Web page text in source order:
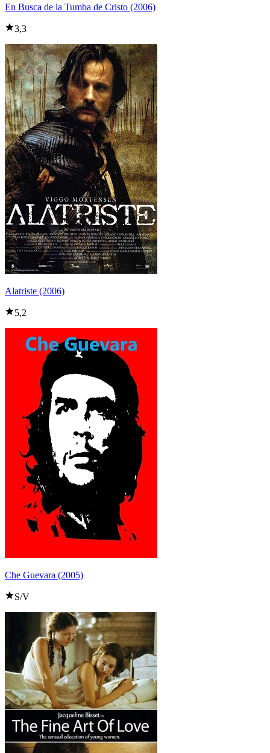
En Busca de la Tumba de Cristo (2006)
3,3
Alatriste (2006)
5,2
Che Guevara (2005)
S/V